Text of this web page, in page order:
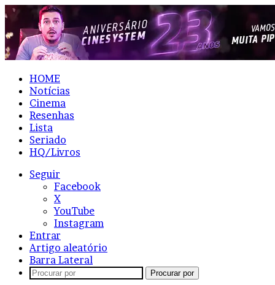
HOME
Notícias
Cinema
Resenhas
Lista
Seriado
HQ/Livros
Seguir
Facebook
X
YouTube
Instagram
Entrar
Artigo aleatório
Barra Lateral
Procurar por